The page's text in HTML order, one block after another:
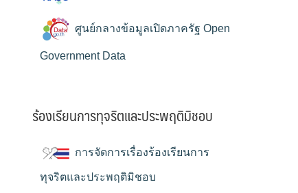
ศูนย์กลางข้อมูลเปิดภาครัฐ Open
Government Data
ร้องเรียนการทุจริตและประพฤติมิชอบ
การจัดการเรื่องร้องเรียนการ
ทุจริตและประพฤติมิชอบ